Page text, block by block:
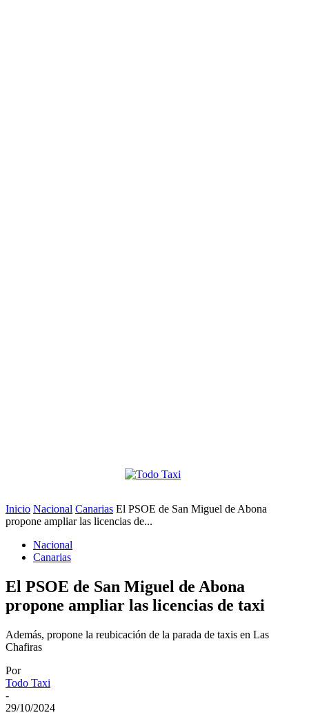
Inicio Nacional Canarias El PSOE de San Miguel de Abona
propone ampliar las licencias de...
Nacional
Canarias
El PSOE de San Miguel de Abona
propone ampliar las licencias de taxi
Además, propone la reubicación de la parada de taxis en Las
Chafiras
Por
Todo Taxi
-
29/10/2024